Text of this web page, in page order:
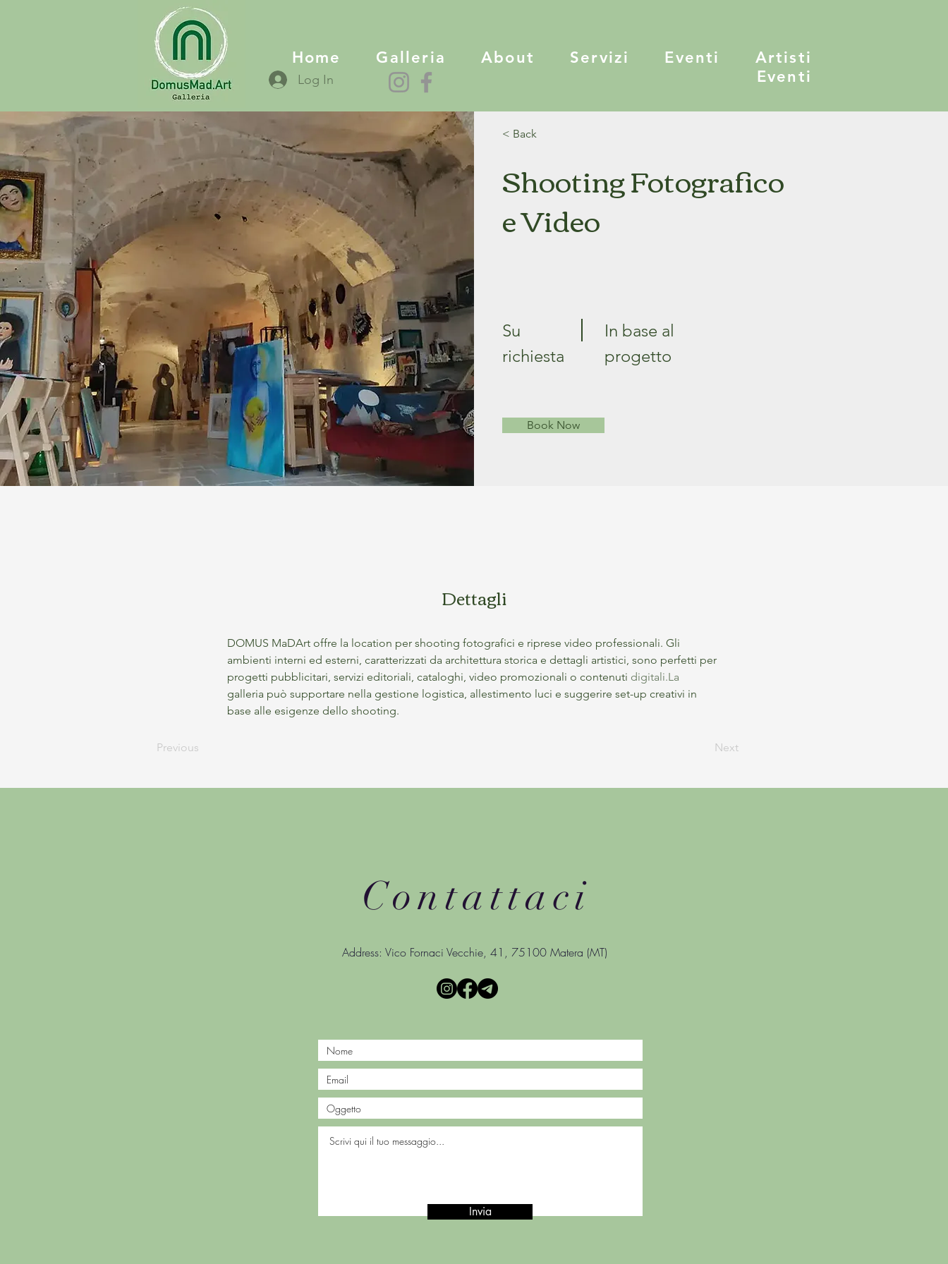
Home Galleria About Servizi Eventi
Artisti
Eventi
Log In
< Back
Shooting Fotografico
e Video
Su
richiesta
In base al
progetto
Book Now
Dettagli
DOMUS MaDArt offre la location per shooting fotografici e riprese video professionali. Gli
ambienti interni ed esterni, caratterizzati da architettura storica e dettagli artistici, sono perfetti per
progetti pubblicitari, servizi editoriali, cataloghi, video promozionali o contenuti digitali.La
galleria può supportare nella gestione logistica, allestimento luci e suggerire set-up creativi in
base alle esigenze dello shooting.
Previous Next
Contattaci
Address: Vico Fornaci Vecchie, 41, 75100 Matera (MT)
Invia